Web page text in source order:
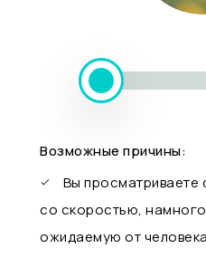
Возможные причины:
Вы просматриваете
со скоростью,
ожидаемую от человека